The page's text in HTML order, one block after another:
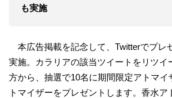
も実施
本広告掲載を記念して、Twitterでプレ
実施。カラリアの該当ツイートをリツイ
方から、抽選で10名に期間限定アトマイ
トマイザーをプレゼントします。香水ア